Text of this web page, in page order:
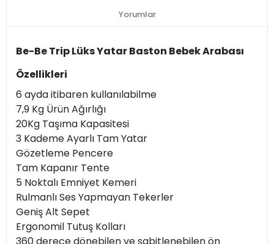
Yorumlar
Be-Be Trip Lüks Yatar Baston Bebek Arabası
Özellikleri
6 ayda itibaren kullanılabilme
7,9 Kg Ürün Ağırlığı
20Kg Taşıma Kapasitesi
3 Kademe Ayarlı Tam Yatar
Gözetleme Pencere
Tam Kapanır Tente
5 Noktalı Emniyet Kemeri
Rulmanlı Ses Yapmayan Tekerler
Geniş Alt Sepet
Ergonomil Tutuş Kolları